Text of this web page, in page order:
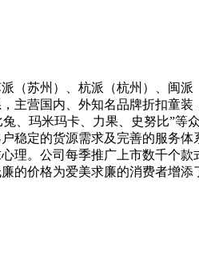
苏州）、杭派（杭州）、闽
主营国内、外知名品牌折扣童
玛米玛卡、力果、史努比”等
稳定的货源需求及完善的服务体
。公司每季推广上市数千个款
价格为爱美求廉的消费者增添